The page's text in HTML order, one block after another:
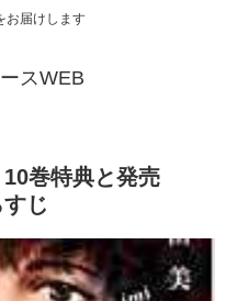
お届けします
スWEB
10巻特典と発売
じ